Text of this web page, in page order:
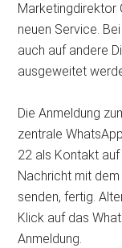
Marketingdirektor
neuen Service.
auch auf andere
ausgeweitet
Die Anmeldung
zentrale
22 als Kontakt
Nachricht mit
senden, fertig.
Klick auf das
Anmeldung.